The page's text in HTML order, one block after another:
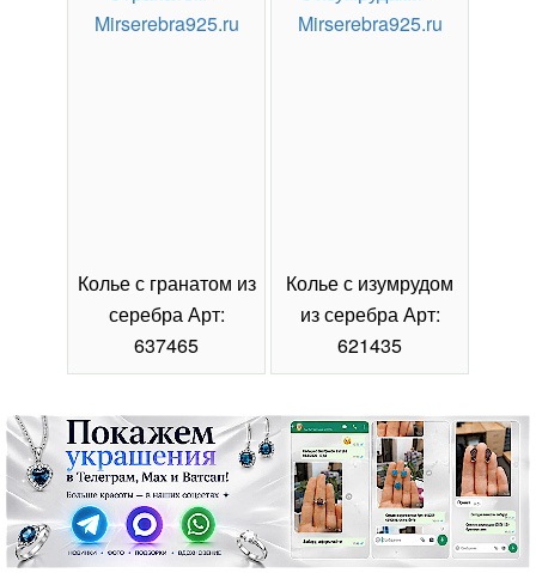
Колье с гранатом из
серебра Арт:
637465
Колье с изумрудом
из серебра Арт:
621435